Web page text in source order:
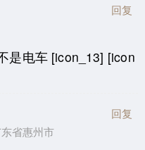
回复
是电车 [icon_13] [icon
省惠州市
回复